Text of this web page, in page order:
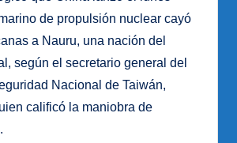
de propulsión nuclear cayó
a Nauru, una nación del
según el secretario general del
Nacional de Taiwán,
calificó la maniobra de